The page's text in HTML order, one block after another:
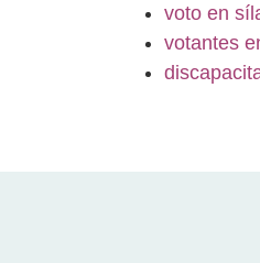
voto en
votantes